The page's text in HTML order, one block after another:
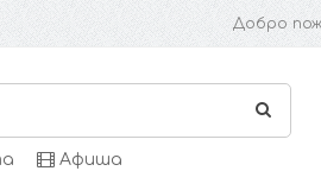
Добро
Афиша